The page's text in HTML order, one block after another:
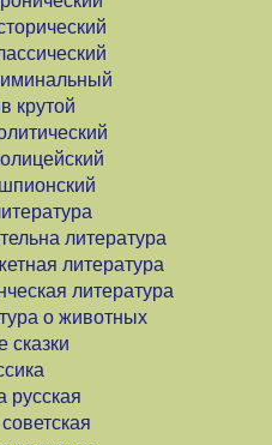
крутой
литература
литература
литература
о животных
сказки
русская